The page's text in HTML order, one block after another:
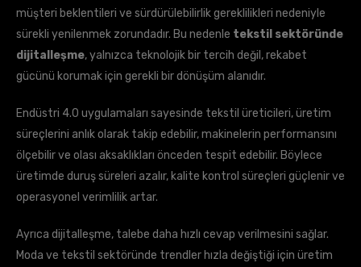
müşteri beklentileri ve sürdürülebilirlik gereklilikleri nedeniyle
sürekli yenilenmek zorundadır. Bu nedenle tekstil sektöründe
dijitalleşme, yalnızca teknolojik bir tercih değil, rekabet
gücünü korumak için gerekli bir dönüşüm alanıdır.
Endüstri 4.0 uygulamaları sayesinde tekstil üreticileri, üretim
süreçlerini anlık olarak takip edebilir, makinelerin performansını
ölçebilir ve olası aksaklıkları önceden tespit edebilir. Böylece
üretimde duruş süreleri azalır, kalite kontrol süreçleri güçlenir ve
operasyonel verimlilik artar.
Ayrıca dijitalleşme, talebe daha hızlı cevap verilmesini sağlar.
Moda ve tekstil sektöründe trendler hızla değiştiği için üretim